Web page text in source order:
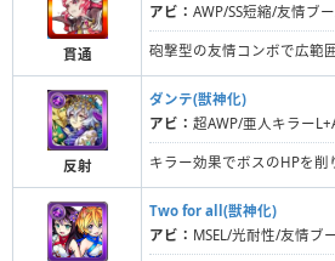
貫通
アビ： AWP/SS短縮/友情ブ
砲撃型の友情コンボで広範
反射
ダンテ(獣神化)
アビ： 超AWP/亜人キラー
キラー効果でボスのHPを削
Two for all(獣神化)
アビ： MSEL/光耐性/友情ブ